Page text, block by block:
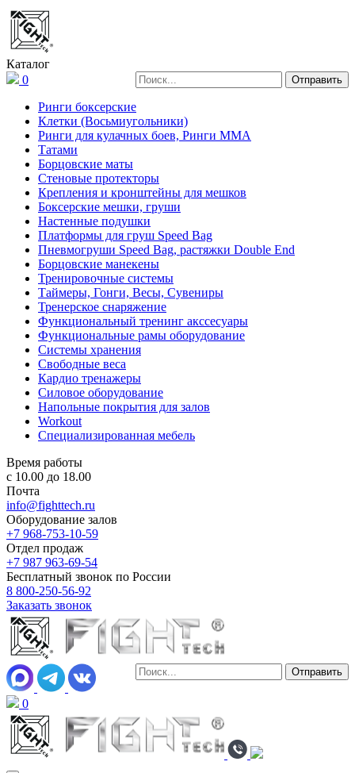
Каталог
0
Ринги боксерские
Клетки (Восьмиугольники)
Ринги для кулачных боев, Ринги ММА
Татами
Борцовские маты
Стеновые протекторы
Крепления и кронштейны для мешков
Боксерские мешки, груши
Настенные подушки
Платформы для груш Speed Bag
Пневмогруши Speed Bag, растяжки Double End
Борцовские манекены
Тренировочные системы
Таймеры, Гонги, Весы, Сувениры
Тренерское снаряжение
Функциональный тренинг акссесуары
Функциональные рамы оборудование
Системы хранения
Свободные веса
Кардио тренажеры
Силовое оборудование
Напольные покрытия для залов
Workout
Специализированная мебель
Время работы
с 10.00 до 18.00
Почта
info@fighttech.ru
Оборудование залов
+7 968-753-10-59
Отдел продаж
+7 987 963-69-54
Бесплатный звонок по России
8 800-250-56-92
Заказать звонок
0